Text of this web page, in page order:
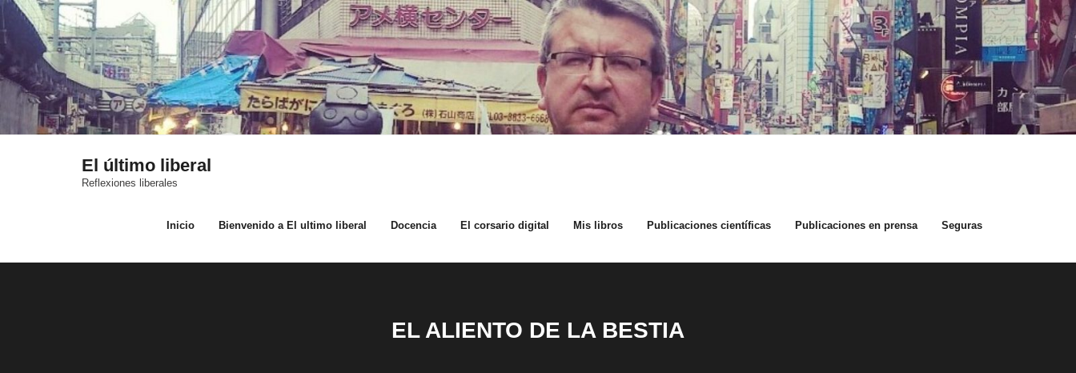
Saltar
al
contenido
El último liberal
Reflexiones liberales
Inicio Bienvenido a El ultimo liberal Docencia El corsario digital Mis libros Publicaciones científicas Publicaciones en prensa Seguras
EL ALIENTO DE LA BESTIA